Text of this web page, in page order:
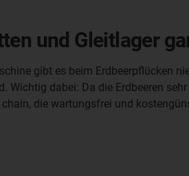
und Gleitlager
gibt es beim Erdbeerpflücken
Wichtig dabei: Da die Erdbeeren
chain, die wartungsfrei und